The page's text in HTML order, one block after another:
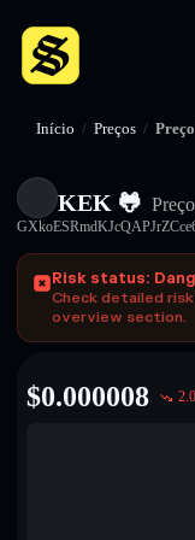
Início / Preços /
KEK 🐸
Risk status:
Check detailed
overview section.
$0.000008